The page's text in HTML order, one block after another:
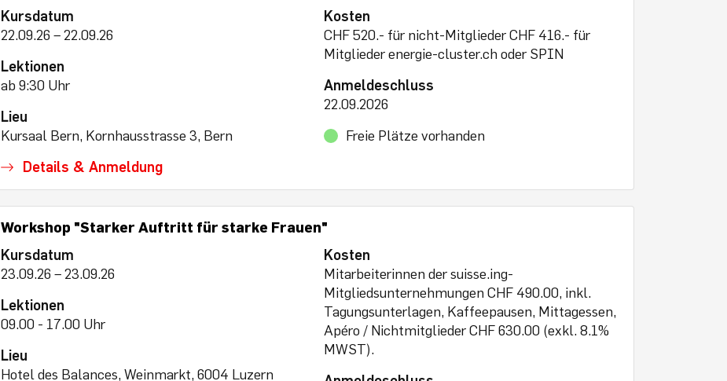
Kursdatum
22.09.26 – 22.09.26
Lektionen
ab 9:30 Uhr
Lieu
Kursaal Bern, Kornhausstrasse 3, Bern
Kosten
CHF 520.- für nicht-Mitglieder CHF 416.- für
Mitglieder energie-cluster.ch oder SPIN
Anmeldeschluss
22.09.2026
Freie Plätze vorhanden
Details & Anmeldung
Workshop "Starker Auftritt für starke Frauen"
Kursdatum
23.09.26 – 23.09.26
Lektionen
09.00 - 17.00 Uhr
Lieu
Hotel des Balances, Weinmarkt, 6004 Luzern
Kosten
Mitarbeiterinnen der suisse.ing-
Mitgliedsunternehmungen CHF 490.00, inkl.
Tagungsunterlagen, Kaffeepausen, Mittagessen,
Apéro / Nichtmitglieder CHF 630.00 (exkl. 8.1%
MWST).